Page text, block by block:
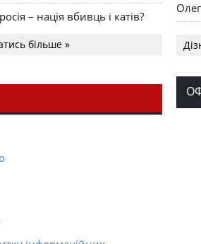
– нація вбивць і катів?
більше »